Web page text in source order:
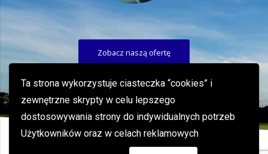
Ta strona wykorzystuje ciasteczka “cookies” i
zewnętrzne skrypty w celu lepszego
dostosowywania strony do indywidualnych potrzeb
Użytkowników oraz w celach reklamowych
Zobacz naszą ofertę